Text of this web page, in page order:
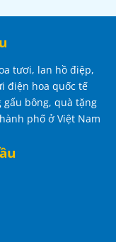
tươi, lan hồ điệp,
điện hoa quốc tế
gấu bông, quà tặng
phố ở Việt Nam